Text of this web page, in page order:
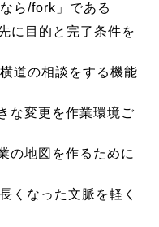
ら/fork」である
に目的と完了条件を
道の相談をする機能
な変更を作業環境ご
の地図を作るために
くなった文脈を軽く